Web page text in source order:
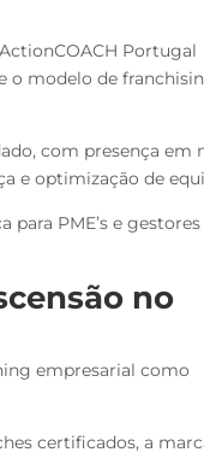
Portugal
o modelo de
com presença em
e optimização de
PME’s e
no
empresarial como
certificados, a